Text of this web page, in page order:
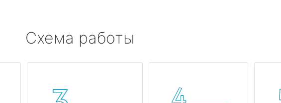
Схема работы